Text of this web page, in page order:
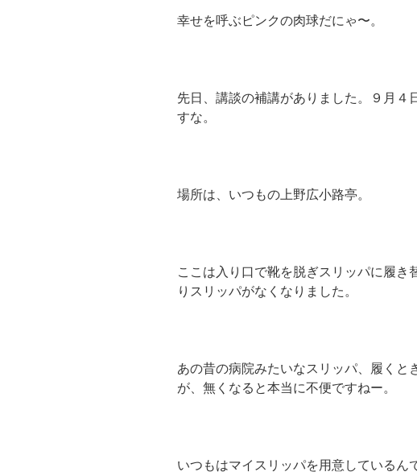
幸せを呼ぶピンクの肉球だにゃ〜。
先日、講談の補講がありました。９月４
すな。
場所は、いつもの上野広小路亭。
ここは入り口で靴を脱ぎスリッパに履き
りスリッパがなくなりました。
あの昔の病院みたいなスリッパ、履くと
が、無くなると本当に不便ですねー。
いつもはマイスリッパを用意しているん